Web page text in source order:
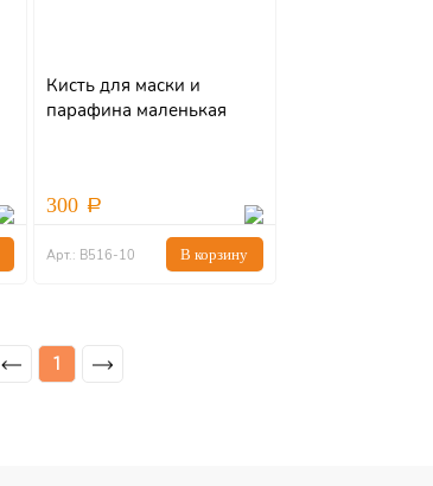
Кисть для маски и
парафина маленькая
300
Арт.: В516-10 В корзину
1